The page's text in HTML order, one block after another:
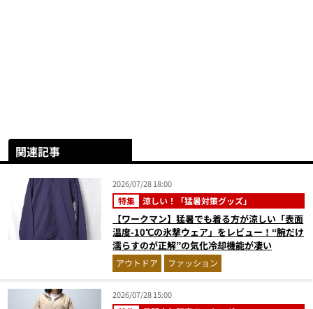
関連記事
2026/07/28 18:00
特集 涼しい！「猛暑対策グッズ」
【ワークマン】猛暑でも着る方が涼しい「表面
温度-10℃の氷撃ウェア」をレビュー！“腕だけ
濡らすのが正解”の気化冷却機能が凄い
アウトドア ファッション
2026/07/28 15:00